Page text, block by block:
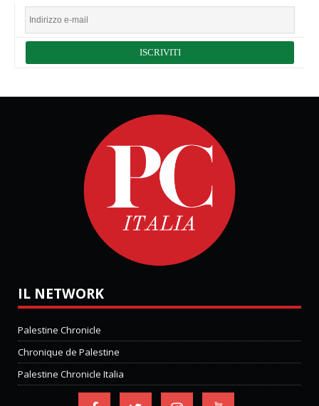
IL NETWORK
Palestine Chronicle
Chronique de Palestine
Palestine Chronicle Italia